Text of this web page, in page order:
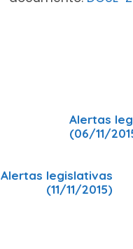
Alertas
(06/11/
Alertas legislativas
(11/11/2015)